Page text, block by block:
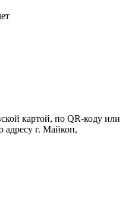
картой, по QR-коду или
адресу г. Майкоп,